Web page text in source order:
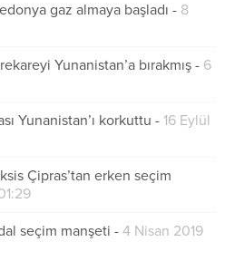
gaz almaya başladı - 8
Yunanistan’a bırakmış - 6
Yunanistan’ı korkuttu - 16 Eylül
Çipras’tan erken seçim
seçim manşeti - 4 Nisan 2019